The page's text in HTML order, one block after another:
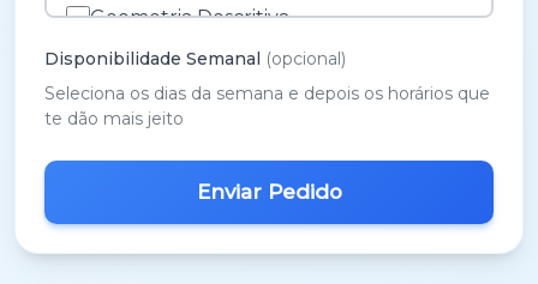
Geometria Descritiva
História A
História e Cultura das Artes
Inglês
Matemática 3º Ciclo
Disponibilidade Semanal (opcional)
Seleciona os dias da semana e depois os horários que
te dão mais jeito